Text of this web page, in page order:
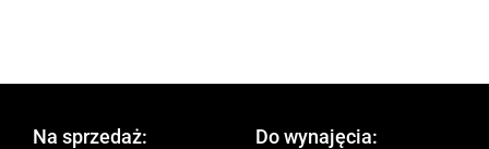
Na sprzedaż: Do wynajęcia: